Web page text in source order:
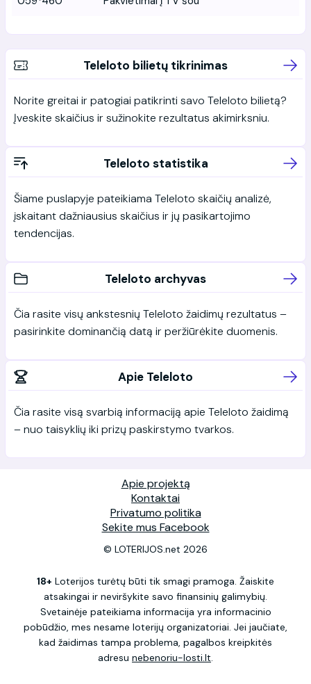
Teleloto bilietų tikrinimas
Norite greitai ir patogiai patikrinti savo Teleloto bilietą?
Įveskite skaičius ir sužinokite rezultatus akimirksniu.
Teleloto statistika
Šiame puslapyje pateikiama Teleloto skaičių analizė,
įskaitant dažniausius skaičius ir jų pasikartojimo
tendencijas.
Teleloto archyvas
Čia rasite visų ankstesnių Teleloto žaidimų rezultatus –
pasirinkite dominančią datą ir peržiūrėkite duomenis.
Apie Teleloto
Čia rasite visą svarbią informaciją apie Teleloto žaidimą
– nuo taisyklių iki prizų paskirstymo tvarkos.
Apie projektą
Kontaktai
Privatumo politika
Sekite mus Facebook
© LOTERIJOS.net 2026
18+ Loterijos turėtų būti tik smagi pramoga. Žaiskite
atsakingai ir neviršykite savo finansinių galimybių.
Svetainėje pateikiama informacija yra informacinio
pobūdžio, mes nesame loterijų organizatoriai. Jei jaučiate,
kad žaidimas tampa problema, pagalbos kreipkitės
adresu nebenoriu-losti.lt